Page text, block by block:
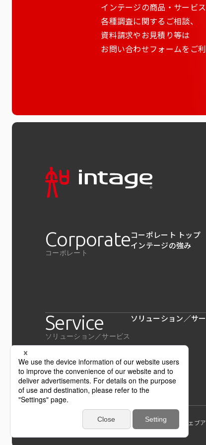
インテージの商品・サービス
各種調査に関するご相談、
資料請求やお見積り等は
お問い合わせフォームをご利
Corporate
コーポレート
コーポレート トップ
インテージの強み
Service
ソリューション／サービス
ソリューション／サ
個人情報保護方針および個人情報の取扱いについて ウェブ
インテージホールディングス